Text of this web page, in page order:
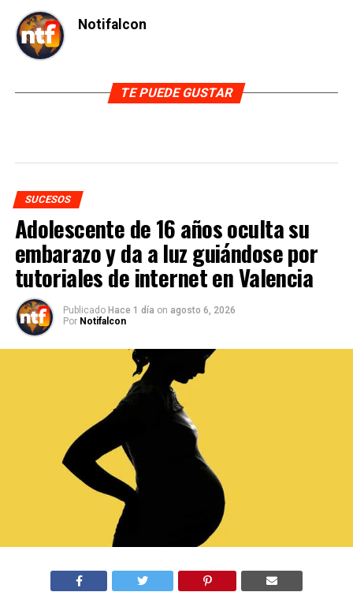
Notifalcon
TE PUEDE GUSTAR
SUCESOS
Adolescente de 16 años oculta su
embarazo y da a luz guiándose por
tutoriales de internet en Valencia
Publicado Hace 1 día on agosto 6, 2026
Por Notifalcon